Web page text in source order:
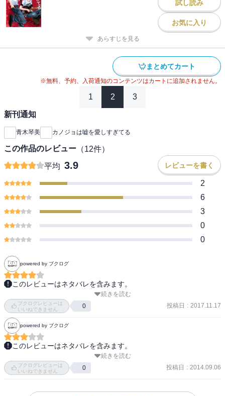
試し読み
お気に入り
あらすじを見る
まとめてカート
※無料、予約、入荷通知のコンテンツはカートに追加されません。
1 2 3
新刊通知
青木琴美 カノジョは嘘を愛しすぎてる
この作品のレビュー （12件）
平均 3.9 レビューを書く
2
6
3
0
0
powered by ブクログ
このレビューはネタバレを含みます。
Mステ大成功だったMUSH&CO.だけど成功と同時にユウちゃんとソ
ーちゃんには厳しい現実が突き付けられる事になるんだね。ユウち
ゃんのお父さんハッキリ言うね。大人の世界ではどんどん動いてる
みたいだけど3人で頑張ってるところを見たいなー。アキは茉莉を慰
めに行ったけどちゃんと線を引けたみたいで良かった。その間にま
さかの長浜さんと心也が接近とな。リコの事であわあわバタバタし
てるアキが好き。すごい好きなんだなーって伝わってくる。自己中
だと思うけど。瞬とリコとアキの3人でのドライブはすごく楽しそう
続きを読む
ブクログレビューは
いいねできません
0 投稿日 : 2017.11.17
powered by ブクログ
このレビューはネタバレを含みます。
※11～12巻までの感想をまとめてこちらに。
続きを読む
ブクログレビューは
いいねできません
0 投稿日 : 2014.09.06